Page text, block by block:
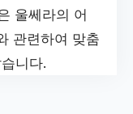
울쎄라의 어
관련하여 맞춤
니다.